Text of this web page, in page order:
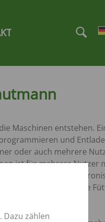
Dazu zählen
Maschinen entstehen.
und
oder auch mehrere
ist für mehrere Nutzer
und
wertvolles Tool, um die